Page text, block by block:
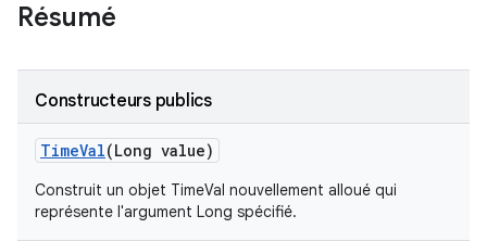
Résumé
Constructeurs publics
TimeVal(Long value)
Construit un objet TimeVal nouvellement alloué qui
représente l'argument Long spécifié.